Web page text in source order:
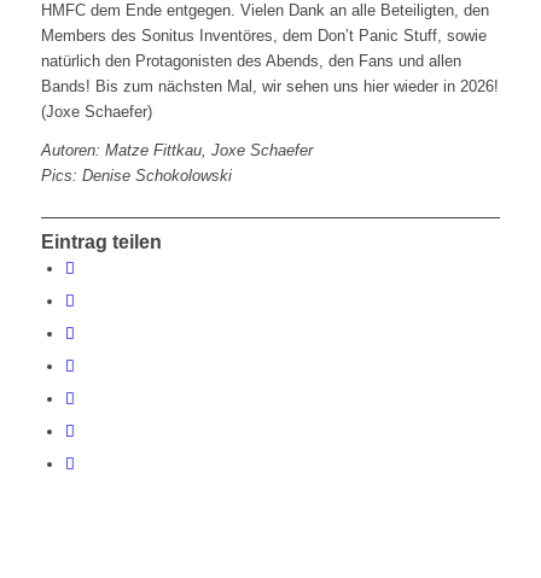
HMFC dem Ende entgegen. Vielen Dank an alle Beteiligten, den
Members des Sonitus Inventöres, dem Don’t Panic Stuff, sowie
natürlich den Protagonisten des Abends, den Fans und allen
Bands! Bis zum nächsten Mal, wir sehen uns hier wieder in 2026!
(Joxe Schaefer)
Autoren: Matze Fittkau, Joxe Schaefer
Pics: Denise Schokolowski
Eintrag teilen